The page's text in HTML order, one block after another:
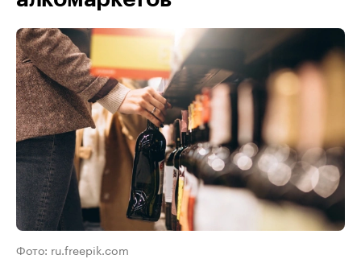
Фото: ru.freepik.com